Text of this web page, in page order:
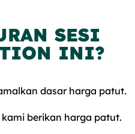
SESI
INI?
dasar harga patut.
berikan harga patut.